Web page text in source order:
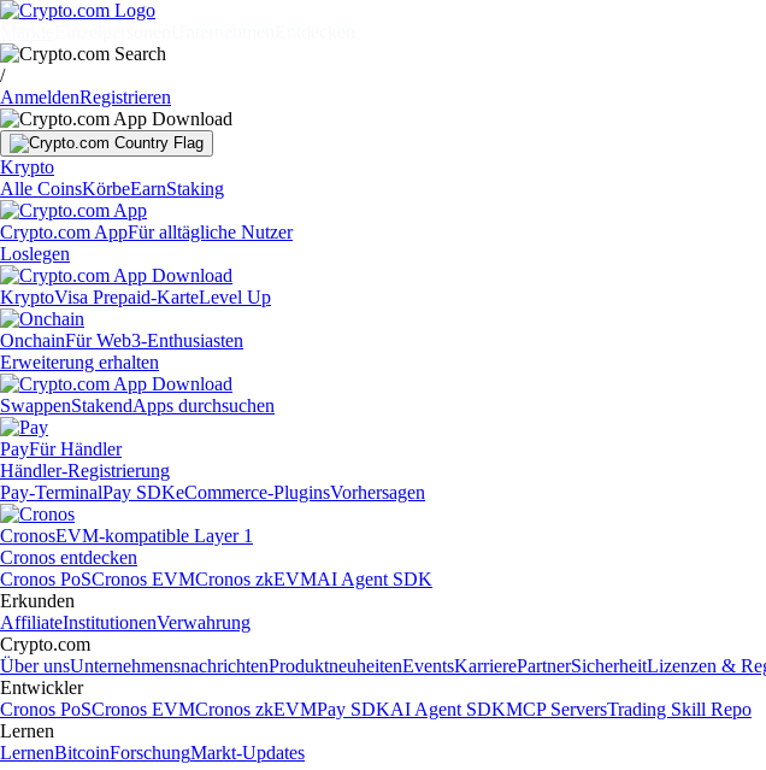
/
AnmeldenRegistrieren
Krypto
Alle CoinsKörbeEarnStaking
Crypto.com AppFür alltägliche Nutzer
Loslegen
KryptoVisa Prepaid-KarteLevel Up
OnchainFür Web3-Enthusiasten
Erweiterung erhalten
SwappenStakendApps durchsuchen
PayFür Händler
Händler-Registrierung
Pay-TerminalPay SDKeCommerce-PluginsVorhersagen
CronosEVM-kompatible Layer 1
Cronos entdecken
Cronos PoSCronos EVMCronos zkEVMAI Agent SDK
Erkunden
AffiliateInstitutionenVerwahrung
Crypto.com
Über unsUnternehmensnachrichtenProduktneuheitenEventsKarrierePartnerSicherheitLizenzen &
Entwickler
Cronos PoSCronos EVMCronos zkEVMPay SDKAI Agent SDKMCP ServersTrading Skill Repo
Lernen
LernenBitcoinForschungMarkt-Updates